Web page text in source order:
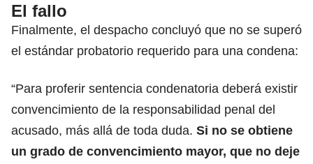
El fallo
Finalmente, el despacho concluyó que no se superó
el estándar probatorio requerido para una condena:
“Para proferir sentencia condenatoria deberá existir
convencimiento de la responsabilidad penal del
acusado, más allá de toda duda. Si no se obtiene
un grado de convencimiento mayor, que no deje